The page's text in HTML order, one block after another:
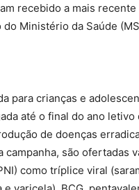
recebido a mais
Ministério da Saúde
para crianças e
até o final do ano
de doenças
são ofertadas
como tríplice viral